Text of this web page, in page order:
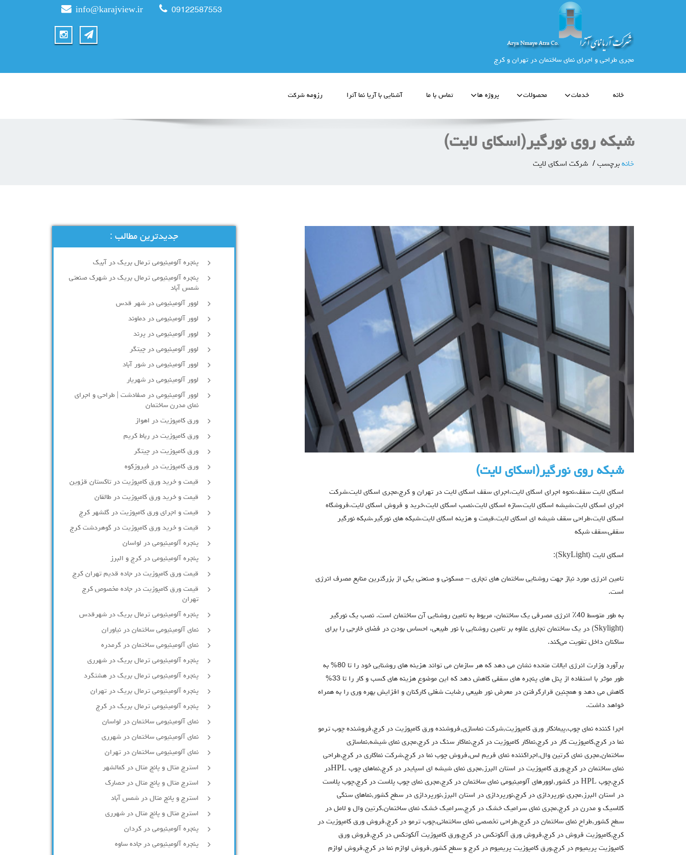
مجری طراحی و اجرای نمای ساختمان در تهران و کرج
info@karajview.ir 09122587553
خانه خدمات محصولات پروژه ها تماس با ما آشنایی با آریا نما آترا رزومه شرکت
شبکه روی نورگیر(اسکای لایت)
خانه برچسب شرکت اسکای لایت
شبکه روی نورگیر(اسکای لایت)
اسکای لایت سقف،نحوه اجرای اسکای لایت،اجرای سقف اسکای لایت در تهران و کرج،مجری اسکای لایت،شرکت
اجرای اسکای لایت،شیشه اسکای لایت،سازه اسکای لایت،نصب اسکای لایت،خرید و فروش اسکای لایت،فروشگاه
اسکای لایت،طراحی سقف شیشه ای اسکای لایت،قیمت و هزینه اسکای لایت،شبکه های نورگیر،شبکه نورگیر
سقفی،سقف شبکه
اسکای لایت (SkyLight):
تامین انرژی مورد نیاز جهت روشنایی ساختمان های تجاری – مسکونی و صنعتی یکی از بزرگترین منابع مصرف انرژی
است.
به طور متوسط 40٪ انرژی مصرفی یک ساختمان، مربوط به تامین روشنایی آن ساختمان است. نصب یک نورگیر
(Skylight) در یک ساختمان تجاری علاوه بر تامین روشنایی‌ با نور طبیعی‌، احساس بودن در فضای خارجی‌ را برای
ساکنان داخل تقویت می‌کند.
برآورد وزارت انرژی ایالات متحده نشان می دهد که هر سازمان می تواند هزینه های روشنایی خود را تا 80% به
طور موثر با استفاده از پنل های پنجره های سقفی کاهش دهد که این موضوع هزینه های کسب و کار را تا 33%
کاهش می دهد و همچنین قرارگرفتن در معرض نور طبیعی رضایت شغلی کارکنان و افزایش بهره وری را به همراه
خواهد داشت.
اجرا کننده نمای چوب,پیمانکار ورق کامپوزیت,شرکت نماسازی,فروشنده ورق کامپوزیت در کرج,فروشنده چوب ترمو
نما در کرج,کامپوزیت کار در کرج,نماکار کامپوزیت در کرج,نماکار سنگ در کرج,مجری نمای شیشه,نماسازی
ساختمان,مجری نمای کرتین وال,اجراکننده نمای فریم لس,فروش چوب نما در کرج,شرکت نماکاری در کرج,طراحی
نمای ساختمان در کرج,ورق کامپوزیت در استان البرز,مجری نمای شیشه ای اسپایدر در کرج,نماهای چوب HPLدر
کرج,چوب HPL در کشور,لوورهای آلومینیومی نمای ساختمان در کرج,مجری نمای چوب پلاست در کرج,چوب پلاست
در استان البرز,مجری نورپردازی در کرج,نورپردازی در استان البرز,نورپردازی در سطح کشور,نماهای سنگی
کلاسیک و مدرن در کرج,مجری نمای سرامیک خشک در کرج,سرامیک خشک نمای ساختمان,کرتین وال و لامل در
سطح کشور,طراح نمای ساختمان در کرج,طراحی تخصصی نمای ساختمانی,چوب ترمو در کرج,فروش ورق کامپوزیت در
کرج,کامپوزیت فروش در کرج,فروش ورق آلکوتکس در کرج,ورق کامپوزیت آلکوتکس در کرج,فروش ورق
کامپوزیت پریمیوم در کرج,ورق کامپوزیت پریمیوم در کرج و سطح کشور,فروش لوازم نما در کرج,فروش لوازم
جدیدترین مطالب :
پنجره آلومینیومی ترمال بریک در آبیک
پنجره آلومینیومی ترمال بریک در شهرک صنعتی
شمس آباد
لوور آلومینیومی در شهر قدس
لوور آلومینیومی در دماوند
لوور آلومینیومی در پرند
لوور آلومینیومی در چیتگر
لوور آلومینیومی در شور آباد
لوور آلومينيومي در شهريار
لوور آلومینیومی در صفادشت | طراحی و اجرای
نمای مدرن ساختمان
ورق کامپوزیت در اهواز
ورق کامپوزیت در رباط کریم
ورق کامپوزیت در چیتگر
ورق کامپوزیت در فیروزکوه
قیمت و خرید ورق کامپوزیت در تاکستان قزوین
قیمت و خرید ورق کامپوزیت در طالقان
قیمت و اجرای ورق کامپوزیت در گلشهر کرج
قیمت و خرید ورق کامپوزیت در گوهردشت کرج
پنجره آلومینیومی در لواسان
پنجره آلومینیومی در کرج و البرز
قیمت ورق کامپوزیت در جاده قدیم تهران کرج
قیمت ورق کامپوزیت در جاده مخصوص کرج
تهران
پنجره آلومینیومی ترمال بریک در شهرقدس
نمای آلومینیومی ساختمان در نیاوران
نمای آلومینیومی ساختمان در گرمدره
پنجره آلومینیومی ترمال بریک در شهرری
پنجره آلومینیومی ترمال بریک در هشتگرد
پنجره آلومینیومی ترمال بریک در تهران
پنجره آلومینیومی ترمال بریک در کرج
نمای آلومینیومی ساختمان در لواسان
نمای آلومینیومی ساختمان در شهرری
نمای آلومینیومی ساختمان در تهران
استرچ متال و پانچ متال در کمالشهر
استرچ متال و پانچ متال در حصارك
استرچ و پانچ متال در شمس آباد
استرچ متال و پانچ متال در شهرری
پنجره آلومینیومی در کردان
پنجره آلومینیومی در جاده ساوه